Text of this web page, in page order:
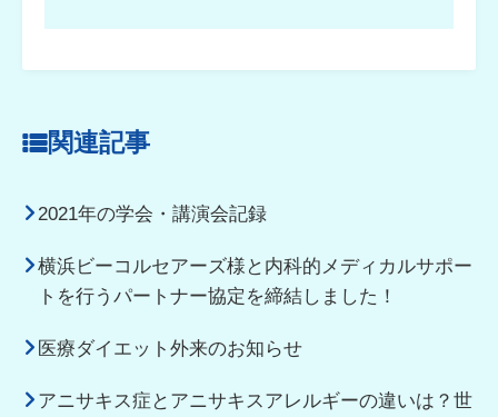
関連記事
2021年の学会・講演会記録
横浜ビーコルセアーズ様と内科的メディカルサポー
トを行うパートナー協定を締結しました！
医療ダイエット外来のお知らせ
アニサキス症とアニサキスアレルギーの違いは？世